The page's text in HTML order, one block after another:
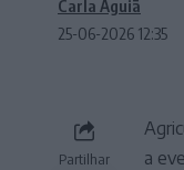
25-06-2026 12:35
Carla Aguiã
Partilhar
a